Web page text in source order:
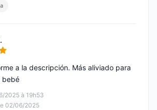
5
2025 à 19h53
02/06/2025
a la descripción. Más aliviado para
bebé